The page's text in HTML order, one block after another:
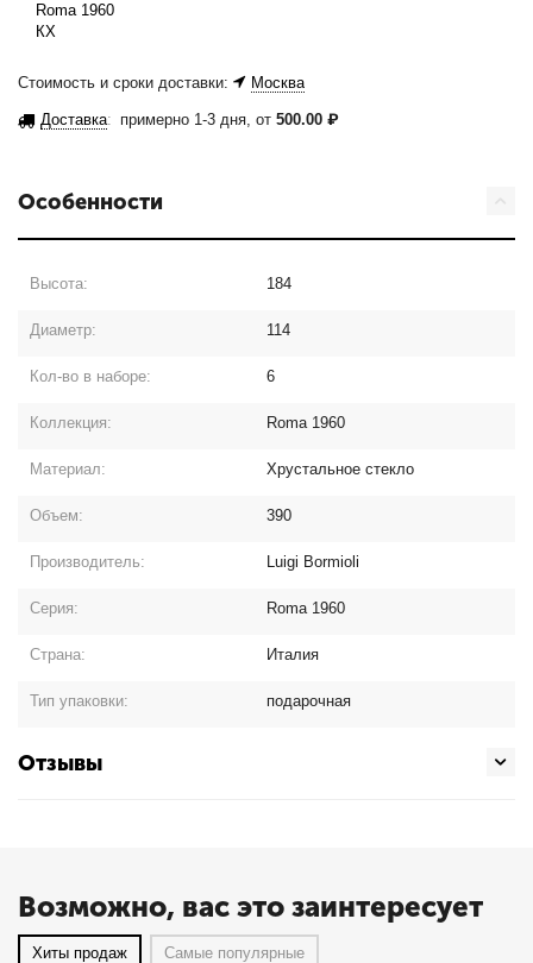
Roma 1960
КХ
Стоимость и сроки доставки: Москва
Доставка: примерно 1-3 дня, от500.00 ₽
Особенности
Высота: 184
Диаметр: 114
Кол-во в наборе: 6
Коллекция: Roma 1960
Материал: Хрустальное стекло
Объем: 390
Производитель: Luigi Bormioli
Серия: Roma 1960
Страна: Италия
Тип упаковки: подарочная
Отзывы
Возможно, вас это заинтересует
Хиты продаж Самые популярные